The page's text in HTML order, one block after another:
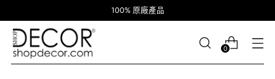
100% 原廠產品
0